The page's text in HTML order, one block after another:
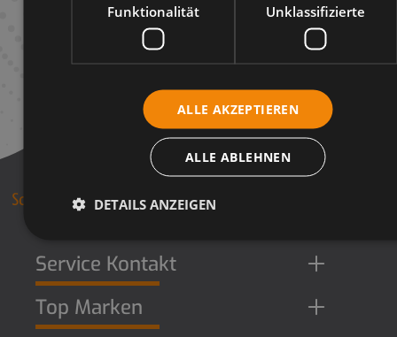
Service Kontakt
Top Marken
Funktionalität Unklassifizierte
ALLE AKZEPTIEREN
ALLE ABLEHNEN
DETAILS ANZEIGEN